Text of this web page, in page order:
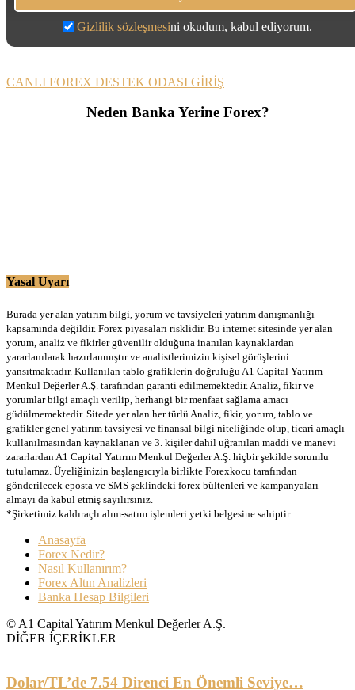
Gizlilik sözleşmesini okudum, kabul ediyorum.
CANLI FOREX DESTEK ODASI GİRİŞ
Neden Banka Yerine Forex?
Yasal Uyarı
Burada yer alan yatırım bilgi, yorum ve tavsiyeleri yatırım danışmanlığı
kapsamında değildir. Forex piyasaları risklidir. Bu internet sitesinde yer alan
yorum, analiz ve fikirler güvenilir olduğuna inanılan kaynaklardan
yararlanılarak hazırlanmıştır ve analistlerimizin kişisel görüşlerini
yansıtmaktadır. Kullanılan tablo grafiklerin doğruluğu A1 Capital Yatırım
Menkul Değerler A.Ş. tarafından garanti edilmemektedir. Analiz, fikir ve
yorumlar bilgi amaçlı verilip, herhangi bir menfaat sağlama amacı
güdülmemektedir. Sitede yer alan her türlü Analiz, fikir, yorum, tablo ve
grafikler genel yatırım tavsiyesi ve finansal bilgi niteliğinde olup, ticari amaçlı
kullanılmasından kaynaklanan ve 3. kişiler dahil uğranılan maddi ve manevi
zararlardan A1 Capital Yatırım Menkul Değerler A.Ş. hiçbir şekilde sorumlu
tutulamaz. Üyeliğinizin başlangıcıyla birlikte Forexkocu tarafından
gönderilecek eposta ve SMS şeklindeki forex bültenleri ve kampanyaları
almayı da kabul etmiş sayılırsınız.
*Şirketimiz kaldıraçlı alım-satım işlemleri yetki belgesine sahiptir.
Anasayfa
Forex Nedir?
Nasıl Kullanırım?
Forex Altın Analizleri
Banka Hesap Bilgileri
© A1 Capital Yatırım Menkul Değerler A.Ş.
DİĞER İÇERİKLER
Dolar/TL’de 7.54 Direnci En Önemli Seviye…